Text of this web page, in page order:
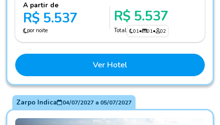
A partir de
R$ 5.537
por noite
R$ 5.537
Total 01• 01• 02
Ver Hotel
Zarpo Indica 04/07/2027a 05/07/2027